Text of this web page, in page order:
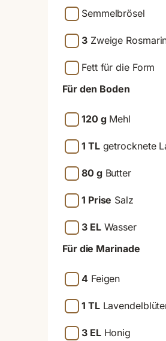
Semmelbrösel
3Zweige
Fett für die Form
Für den Boden
120 gMehl
1 TLgetrocknete
80 gButter
1 Prise Salz
3 ELWasser
Für die Marinade
4Feigen
1 TL
3 ELHonig